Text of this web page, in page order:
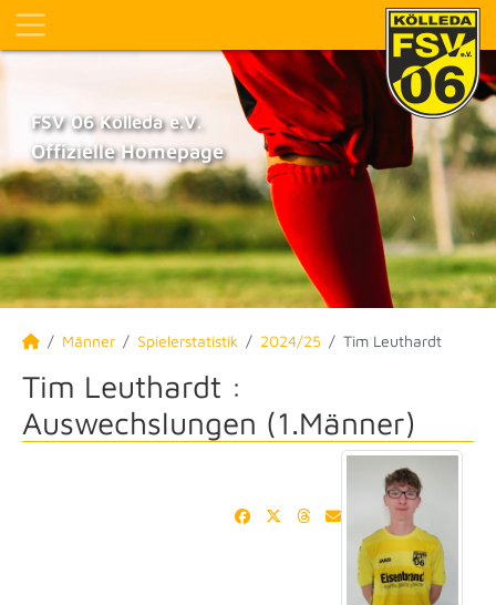
FSV 06 Kölleda e.V.
Offizielle Homepage
Männer Spielerstatistik 2024/25 Tim Leuthardt
Tim Leuthardt :
Auswechslungen (1.Männer)